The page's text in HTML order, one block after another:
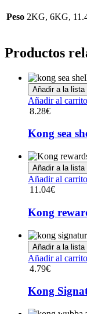
Peso 2KG, 6KG,
Productos
Añadir a la lista
Añadir al carrito
8.28€
Kong sea
Añadir a la lista
Añadir al carrito
11.04€
Kong
Añadir a la lista
Añadir al carrito
4.79€
Kong